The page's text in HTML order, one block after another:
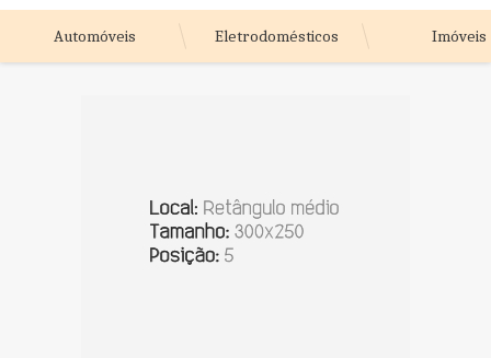
Automóveis Eletrodomésticos Imóveis